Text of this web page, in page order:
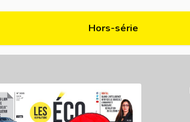
Hors-série